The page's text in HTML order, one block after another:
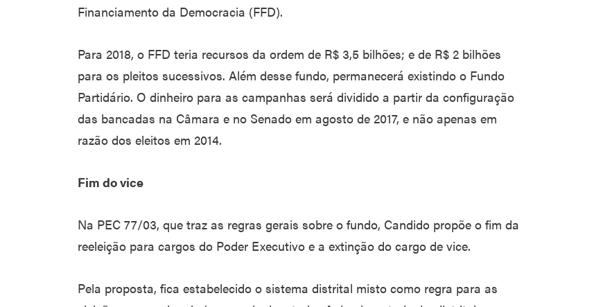
Financiamento da Democracia (FFD).
Para 2018, o FFD teria recursos da ordem de R$ 3,5 bilhões; e de R$ 2 bilhões
para os pleitos sucessivos. Além desse fundo, permanecerá existindo o Fundo
Partidário. O dinheiro para as campanhas será dividido a partir da configuração
das bancadas na Câmara e no Senado em agosto de 2017, e não apenas em
razão dos eleitos em 2014.
Fim do vice
Na PEC 77/03, que traz as regras gerais sobre o fundo, Candido propõe o fim da
reeleição para cargos do Poder Executivo e a extinção do cargo de vice.
Pela proposta, fica estabelecido o sistema distrital misto como regra para as